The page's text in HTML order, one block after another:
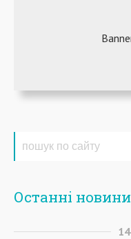
Останні новини
14